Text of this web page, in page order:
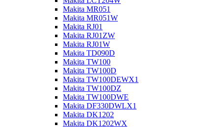
Makita MR051
Makita MR051W
Makita RJ01
Makita RJ01ZW
Makita RJ01W
Makita TD090D
Makita TW100
Makita TW100D
Makita TW100DEWX1
Makita TW100DZ
Makita TW100DWE
Makita DF330DWLX1
Makita DK1202
Makita DK1202WX